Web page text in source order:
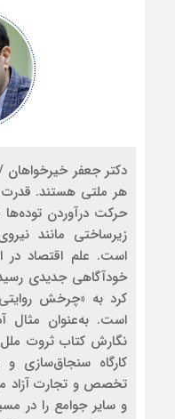
دکتر جعفر
هر ملتی هستند. قدرت
حرکت درآوردن توده‌ها
زیرساختی مانند
است. علم اقتصاد در
خودآگاهی جدیدی
کرد به «چرخش
است. به‌عنوان مثال
نگارش کتاب ثروت
کارگاه سنجاق‌سازی
تخصص و تجارت آزاد
و سایر جوامع را در